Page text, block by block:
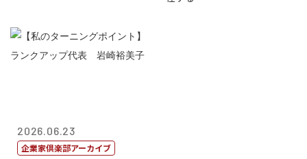
2026.06.23
企業家倶楽部アーカイブ